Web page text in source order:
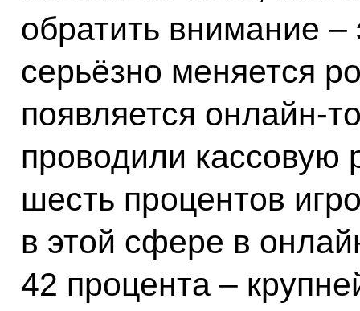
обратить внимание –
серьёзно меняется
появляется онлайн-
проводили
шесть процентов
в этой сфере в
42 процента –